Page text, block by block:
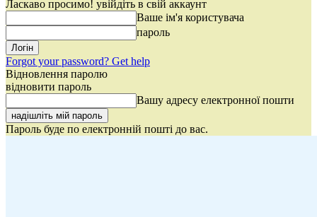
Ласкаво просимо! увійдіть в свій аккаунт
Ваше ім'я користувача
пароль
Forgot your password? Get help
Відновлення паролю
відновити пароль
Вашу адресу електронної пошти
Пароль буде по електронній пошті до вас.